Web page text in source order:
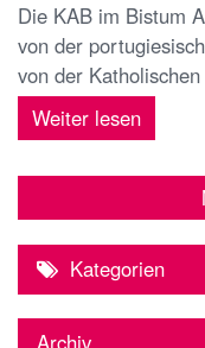
Die KAB im Bistum
von der
von der
Weiter lesen
Kategorien